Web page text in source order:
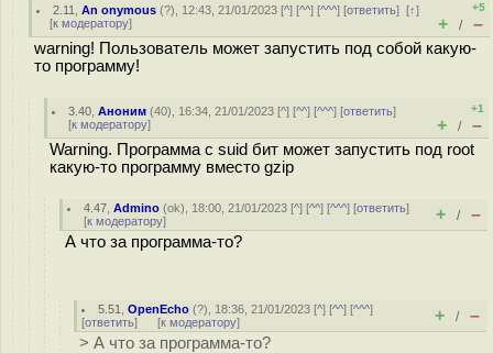
2.11 ,An onymous (?), 12:43, 21/01/2023 [^] [^^] [^^^] [ответить][↑]
[к модератору]
+5
+ / –
warning! Пользователь может запустить под собой какую-
то программу!
3.40 ,Аноним (40), 16:34, 21/01/2023 [^] [^^] [^^^] [ответить]
[к модератору]
+1
+ / –
Warning. Программа с suid бит может запустить под root
какую-то программу вместо gzip
4.47 ,Admino (ok), 18:00, 21/01/2023 [^] [^^] [^^^] [ответить]
[к модератору] + / –
А что за программа-то?
5.51 ,OpenEcho (?), 18:36, 21/01/2023 [^] [^^] [^^^]
[ответить] [к модератору] + / –
> А что за программа-то?